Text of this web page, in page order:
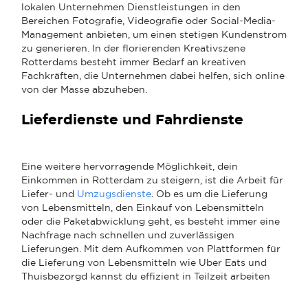
lokalen Unternehmen Dienstleistungen in den
Bereichen Fotografie, Videografie oder Social-Media-
Management anbieten, um einen stetigen Kundenstrom
zu generieren. In der florierenden Kreativszene
Rotterdams besteht immer Bedarf an kreativen
Fachkräften, die Unternehmen dabei helfen, sich online
von der Masse abzuheben.
Lieferdienste und Fahrdienste
Eine weitere hervorragende Möglichkeit, dein
Einkommen in Rotterdam zu steigern, ist die Arbeit für
Liefer- und Umzugsdienste . Ob es um die Lieferung
von Lebensmitteln, den Einkauf von Lebensmitteln
oder die Paketabwicklung geht, es besteht immer eine
Nachfrage nach schnellen und zuverlässigen
Lieferungen. Mit dem Aufkommen von Plattformen für
die Lieferung von Lebensmitteln wie Uber Eats und
Thuisbezorgd kannst du effizient in Teilzeit arbeiten